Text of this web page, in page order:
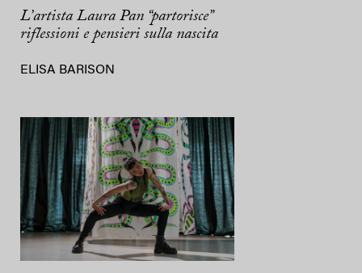
L’artista Laura Pan “partorisce”
riflessioni e pensieri sulla nascita
ELISA BARISON